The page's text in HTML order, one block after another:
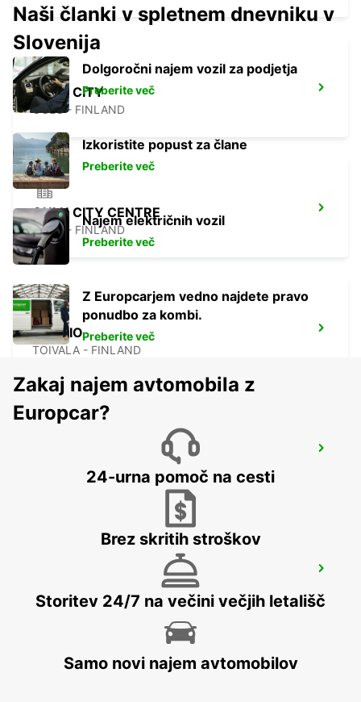
OULU CITY
OULU - FINLAND
OULU CITY CENTRE
OULU - FINLAND
KUOPIO
TOIVALA - FINLAND
KUOPIO RAILWAY STATION
KUOPIO - FINLAND
Naši članki v spletnem dnevniku v
Slovenija
Dolgoročni najem vozil za podjetja
Preberite več
Izkoristite popust za člane
Preberite več
Najem električnih vozil
Preberite več
Z Europcarjem vedno najdete pravo
ponudbo za kombi.
Preberite več
Zakaj najem avtomobila z
Europcar?
24-urna pomoč na cesti
Brez skritih stroškov
Storitev 24/7 na večini večjih letališč
Samo novi najem avtomobilov